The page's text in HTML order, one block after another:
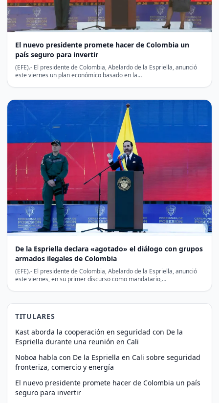
El nuevo presidente promete hacer de Colombia un
país seguro para invertir
(EFE).- El presidente de Colombia, Abelardo de la Espriella, anunció
este viernes un plan económico basado en la…
De la Espriella declara «agotado» el diálogo con grupos
armados ilegales de Colombia
(EFE).- El presidente de Colombia, Abelardo de la Espriella, anunció
este viernes, en su primer discurso como mandatario,…
TITULARES
Kast aborda la cooperación en seguridad con De la
Espriella durante una reunión en Cali
Noboa habla con De la Espriella en Cali sobre seguridad
fronteriza, comercio y energía
El nuevo presidente promete hacer de Colombia un país
seguro para invertir